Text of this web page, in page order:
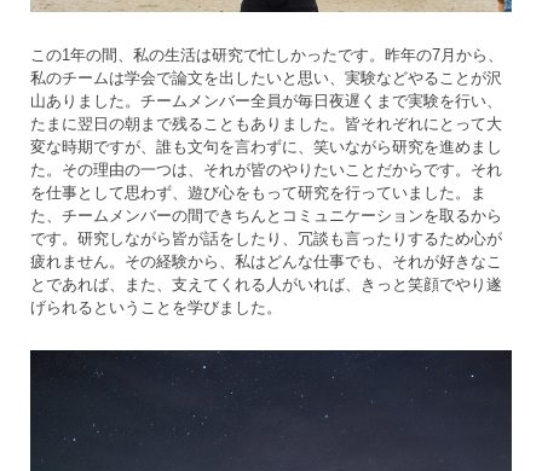
この1年の間、私の生活は研究で忙しかったです。昨年の7月から、
私のチームは学会で論文を出したいと思い、実験などやることが沢
山ありました。チームメンバー全員が毎日夜遅くまで実験を行い、
たまに翌日の朝まで残ることもありました。皆それぞれにとって大
変な時期ですが、誰も文句を言わずに、笑いながら研究を進めまし
た。その理由の一つは、それが皆のやりたいことだからです。それ
を仕事として思わず、遊び心をもって研究を行っていました。ま
た、チームメンバーの間できちんとコミュニケーションを取るから
です。研究しながら皆が話をしたり、冗談も言ったりするため心が
疲れません。その経験から、私はどんな仕事でも、それが好きなこ
とであれば、また、支えてくれる人がいれば、きっと笑顔でやり遂
げられるということを学びました。